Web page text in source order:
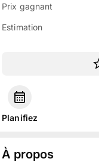
Prix gagnant
Estimation
Planifiez
À propos